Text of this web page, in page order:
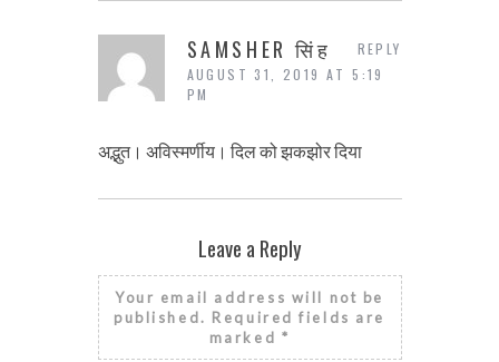
SAMSHER सिंह
AUGUST 31, 2019 AT 5:19
PM
अद्भुत। अविस्मर्णीय। दिल को झकझोर दिया
REPLY
Leave a Reply
Your email address will not be
published. Required fields are
marked *